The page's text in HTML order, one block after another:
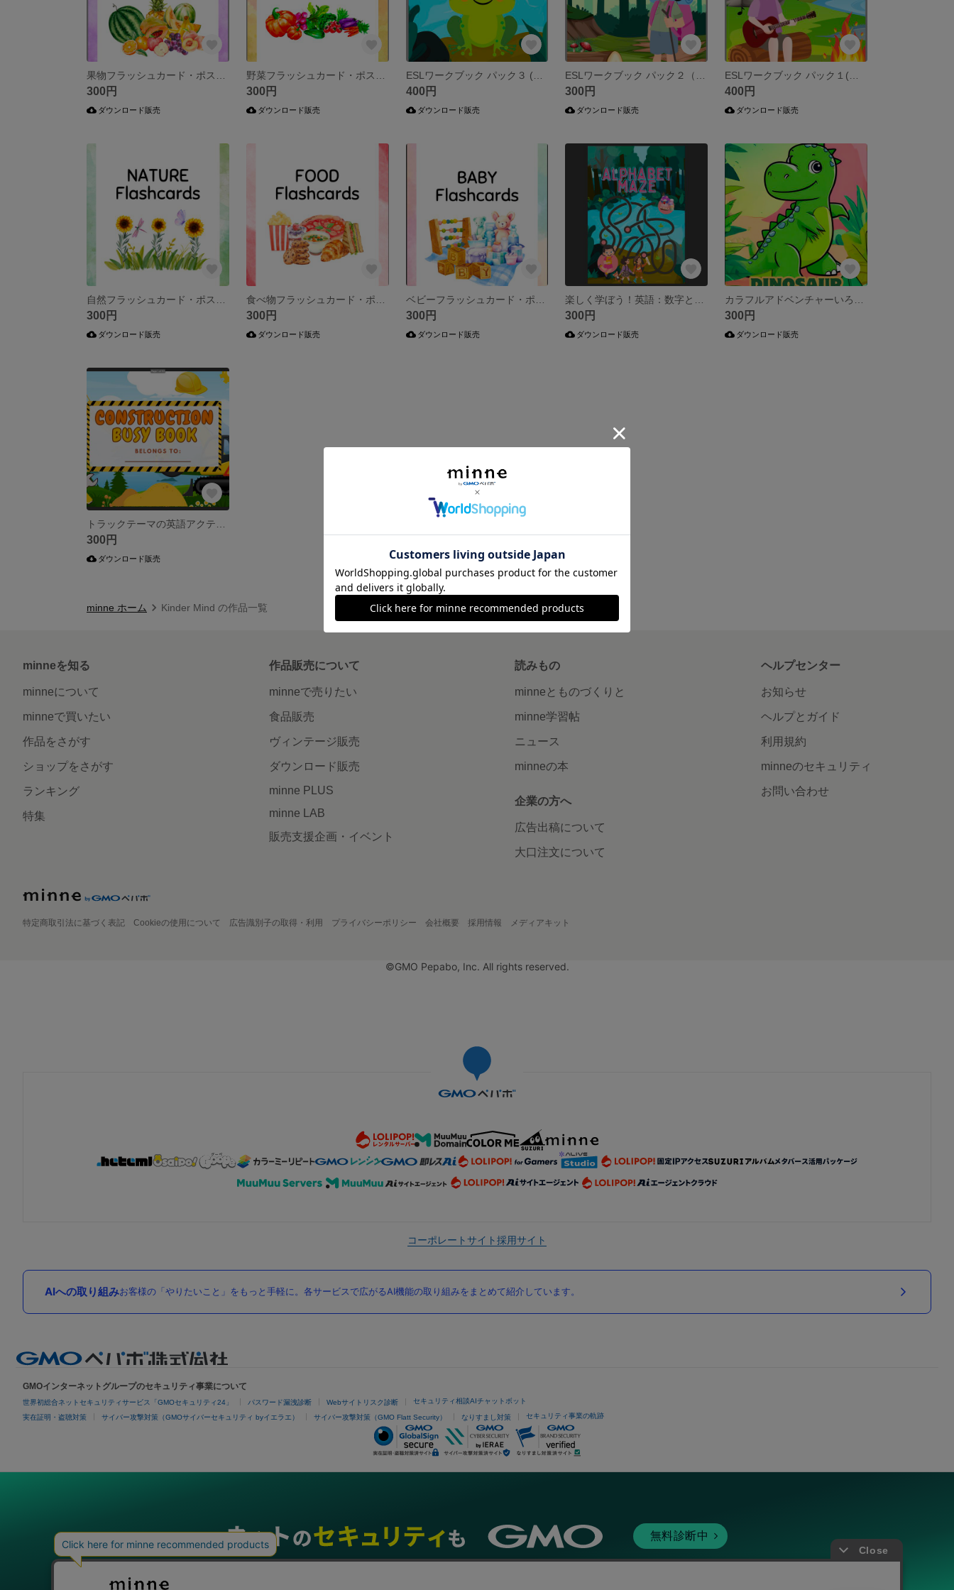
300円
ダウンロード販売
300円
ダウンロード販売
400円
ダウンロード販売
300円
ダウンロード販売
400円
ダウンロード販売
300円
ダウンロード販売
300円
ダウンロード販売
300円
ダウンロード販売
300円
ダウンロード販売
300円
ダウンロード販売
300円
ダウンロード販売
minne ホーム Kinder Mind の作品一覧
minneを知る
minneについて
minneで買いたい
作品をさがす
ショップをさがす
ランキング
特集
作品販売について
minneで売りたい
食品販売
ヴィンテージ販売
ダウンロード販売
minne PLUS
minne LAB
販売支援企画・イベント
読みもの
minneとものづくりと
minne学習帖
ニュース
minneの本
企業の方へ
広告出稿について
大口注文について
ヘルプセンター
お知らせ
ヘルプとガイド
利用規約
minneのセキュリティ
お問い合わせ
特定商取引法に基づく表記 Cookieの使用について 広告識別子の取得・利用 プライバシーポリシー 会社概要 採用情報 メディアキット
©GMO Pepabo, Inc. All rights reserved.
コーポレートサイト採用サイト
AIへの取り組みお客様の「やりたいこと」をもっと手軽に。各サービスで広がるAI機能の取り組みをまとめて紹介しています。
GMOインターネットグループのセキュリティ事業について
世界初総合ネットセキュリティサービス「GMOセキュリティ24」 パスワード漏洩診断 Webサイトリスク診断 セキュリティ相談AIチャットボット
実在証明・盗聴対策 サイバー攻撃対策（GMOサイバーセキュリティ byイエラエ） サイバー攻撃対策（GMO Flatt Security） なりすまし対策 セキュリティ事業の軌跡
無料診断中